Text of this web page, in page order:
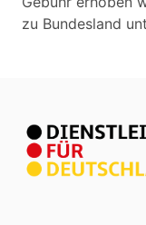
zu Bundesland